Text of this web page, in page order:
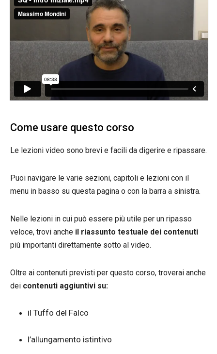
Come usare questo corso
Le lezioni video sono brevi e facili da digerire e ripassare.
Puoi navigare le varie sezioni, capitoli e lezioni con il
menu in basso su questa pagina o con la barra a sinistra.
Nelle lezioni in cui può essere più utile per un ripasso
veloce, trovi anche il riassunto testuale dei contenuti
più importanti direttamente sotto al video.
Oltre ai contenuti previsti per questo corso, troverai anche
dei contenuti aggiuntivi su:
il Tuffo del Falco
l’allungamento istintivo